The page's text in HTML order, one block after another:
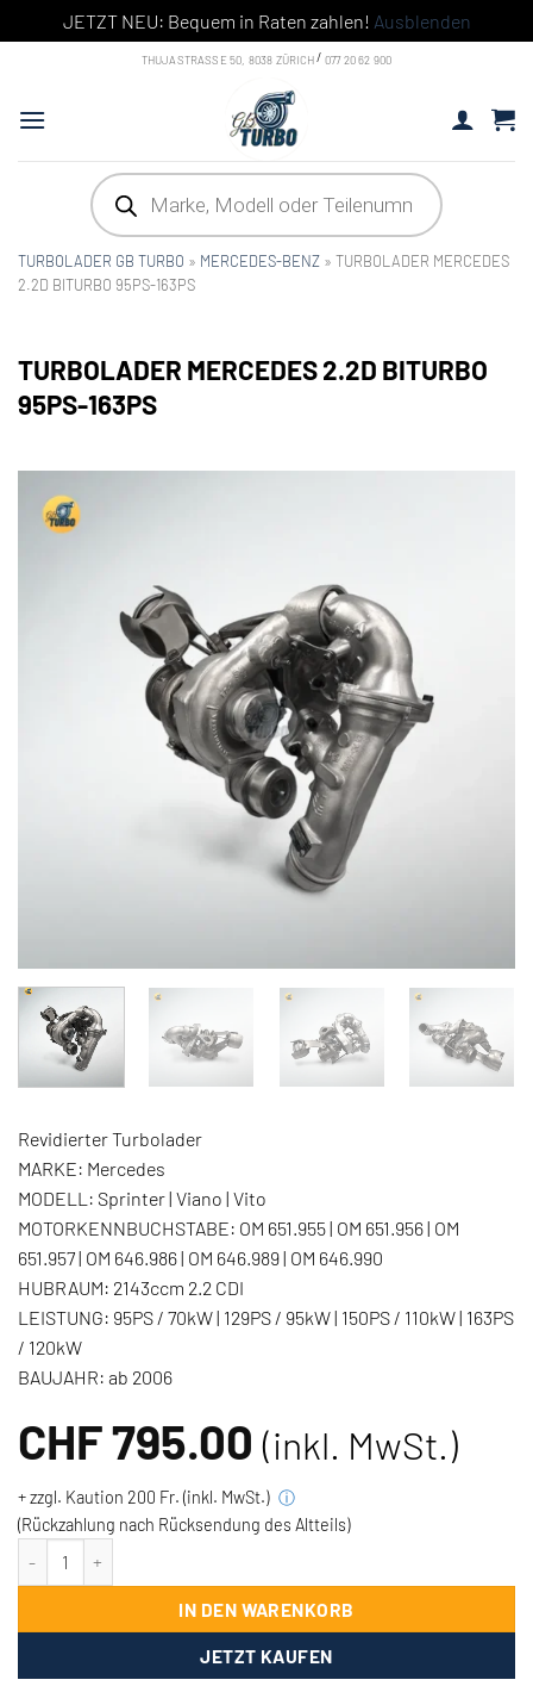
JETZT NEU: Bequem in Raten zahlen! Ausblenden
content
THUJASTRASSE 50, 8038 ZÜRICH/ 077 20 62 900
Products
search
TURBOLADER GB TURBO » MERCEDES-BENZ » TURBOLADER MERCEDES
2.2D BITURBO 95PS-163PS
TURBOLADER MERCEDES 2.2D BITURBO
95PS-163PS
Revidierter Turbolader
MARKE: Mercedes
MODELL: Sprinter | Viano | Vito
MOTORKENNBUCHSTABE: OM 651.955 | OM 651.956 | OM
651.957 | OM 646.986 | OM 646.989 | OM 646.990
HUBRAUM: 2143ccm 2.2 CDI
LEISTUNG: 95PS / 70kW | 129PS / 95kW | 150PS / 110kW | 163PS
/ 120kW
BAUJAHR: ab 2006
CHF795.00 (inkl. MwSt.)
+ zzgl. Kaution 200 Fr. (inkl. MwSt.) ⓘ
(Rückzahlung nach Rücksendung des Altteils)
IN DEN WARENKORB
JETZT KAUFEN